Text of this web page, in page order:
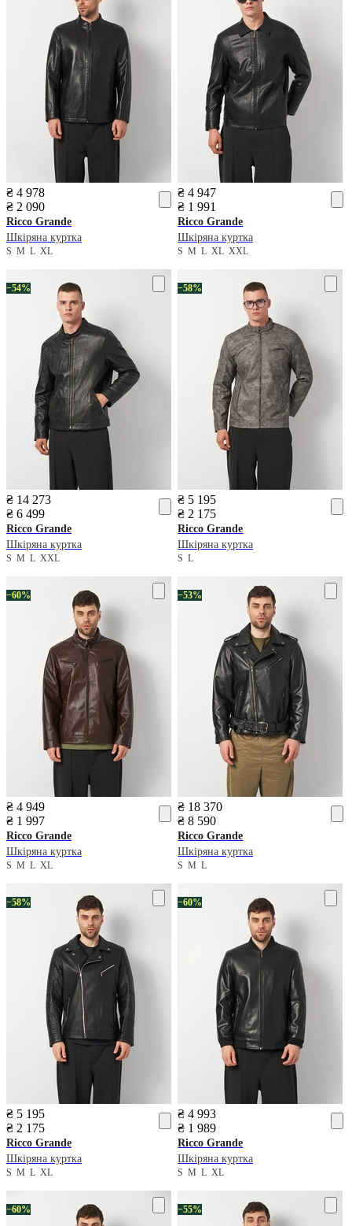
₴ 4 978
₴ 2 090
Ricco Grande
Шкіряна куртка
S M L XL
₴ 4 947
₴ 1 991
Ricco Grande
Шкіряна куртка
SMLXLXXL
−54%
₴ 14 273
₴ 6 499
Ricco Grande
Шкіряна куртка
S M L XXL
−58%
₴ 5 195
₴ 2 175
Ricco Grande
Шкіряна куртка
SL
−60%
₴ 4 949
₴ 1 997
Ricco Grande
Шкіряна куртка
S M L XL
−53%
₴ 18 370
₴ 8 590
Ricco Grande
Шкіряна куртка
SML
−58%
₴ 5 195
₴ 2 175
Ricco Grande
Шкіряна куртка
S M L XL
−60%
₴ 4 993
₴ 1 989
Ricco Grande
Шкіряна куртка
SMLXL
−60% −55%